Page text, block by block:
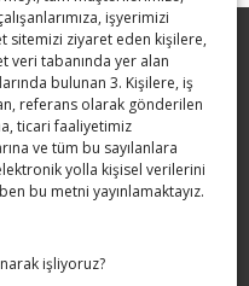
işyerimizi
sitemizi ziyaret eden kişilere,
veri tabanında yer alan
bulunan 3. Kişilere, iş
referans olarak gönderilen
ticari faaliyetimiz
ve tüm bu sayılanlara
elektronik yolla kişisel verilerini
bu metni yayınlamaktayız.
işliyoruz?
ve Sanayi
açıldı
Üniversitesi
Oda / Borsa